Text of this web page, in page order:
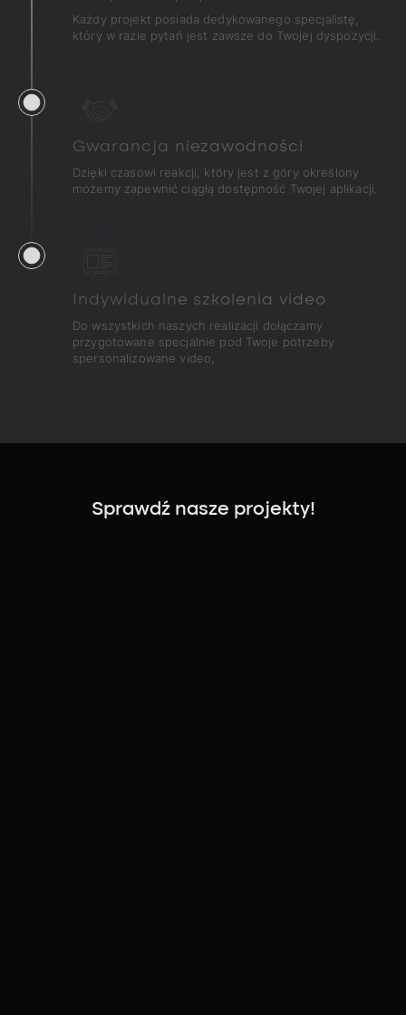
Każdy projekt posiada dedykowanego specjalistę,
który w razie pytań jest zawsze do Twojej dyspozycji.
Gwarancja niezawodności
Dzięki czasowi reakcji, który jest z góry określony
możemy zapewnić ciągłą dostępność Twojej aplikacji.
Indywidualne szkolenia video
Do wszystkich naszych realizacji dołączamy
przygotowane specjalnie pod Twoje potrzeby
spersonalizowane video,
Sprawdź nasze projekty!